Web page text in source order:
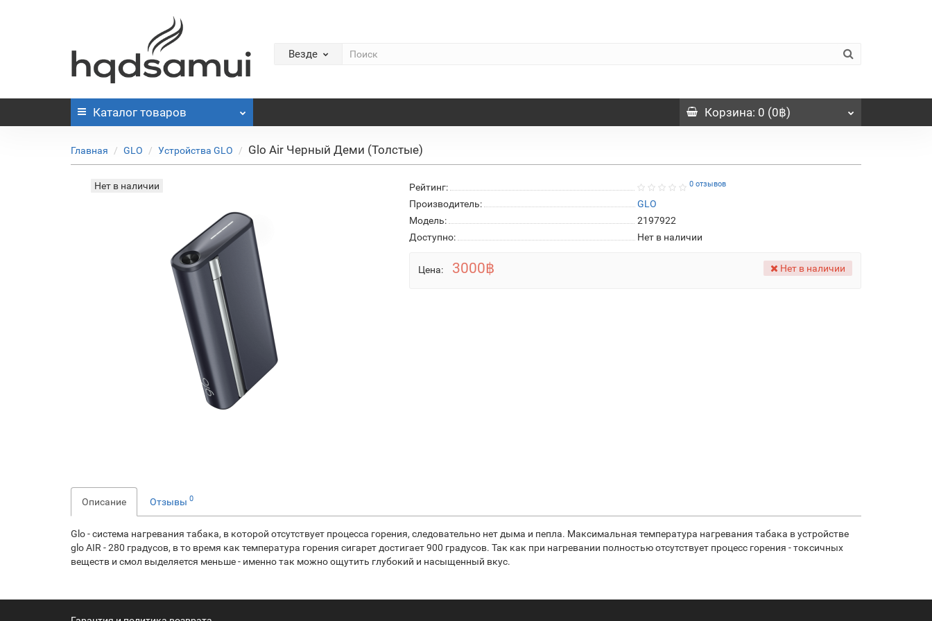
Везде
Каталог товаров Корзина: 0 (0฿)
Главная GLO Устройства GLO Glo Air Черный Деми (Толстые)
Нет в наличии Рейтинг: 0 отзывов
Производитель:
GLO
Модель:
2197922
Доступно:
Нет в наличии
Цена: 3000฿ Нет в наличии
Описание Отзывы 0
Glo - система нагревания табака, в которой отсутствует процесса горения, следовательно нет дыма и пепла. Максимальная температура нагревания табака в устройстве
glo AIR - 280 градусов, в то время как температура горения сигарет достигает 900 градусов. Так как при нагревании полностью отсутствует процесс горения - токсичных
веществ и смол выделяется меньше - именно так можно ощутить глубокий и насыщенный вкус.